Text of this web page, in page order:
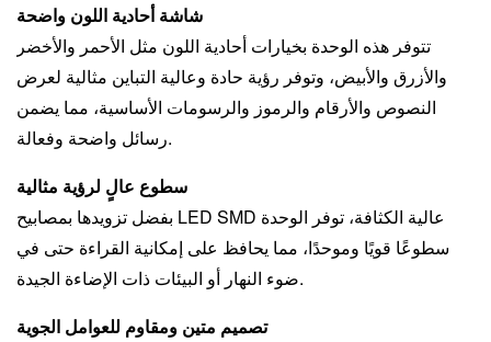
شاشة أحادية اللون واضحة
تتوفر هذه الوحدة بخيارات أحادية اللون مثل الأحمر والأخضر
والأزرق والأبيض، وتوفر رؤية حادة وعالية التباين مثالية لعرض
النصوص والأرقام والرموز والرسومات الأساسية، مما يضمن
رسائل واضحة وفعالة.
سطوع عالٍ لرؤية مثالية
بفضل تزويدها بمصابيح LED SMD عالية الكثافة، توفر الوحدة
سطوعًا قويًا وموحدًا، مما يحافظ على إمكانية القراءة حتى في
ضوء النهار أو البيئات ذات الإضاءة الجيدة.
تصميم متين ومقاوم للعوامل الجوية